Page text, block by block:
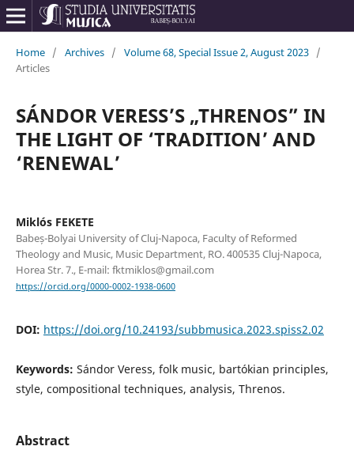
Home / Archives / Volume 68, Special Issue 2, August 2023 /
Articles
SÁNDOR VERESS’S „THRENOS” IN
THE LIGHT OF ‘TRADITION’ AND
‘RENEWAL’
Miklós FEKETE
Babeș-Bolyai University of Cluj-Napoca, Faculty of Reformed
Theology and Music, Music Department, RO. 400535 Cluj-Napoca,
Horea Str. 7., E-mail: fktmiklos@gmail.com
https://orcid.org/0000-0002-1938-0600
DOI: https://doi.org/10.24193/subbmusica.2023.spiss2.02
Keywords: Sándor Veress, folk music, bartókian principles,
style, compositional techniques, analysis, Threnos.
Abstract